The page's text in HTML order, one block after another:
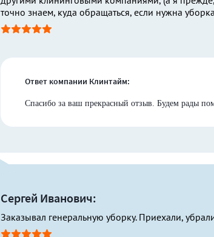
точно знаем, куда обращаться, если нужна
Ответ компании Клинтайм:
Спасибо за ваш прекрасный отзыв. Будем рады
Сергей Иванович:
Заказывал генеральную уборку. Приехали,